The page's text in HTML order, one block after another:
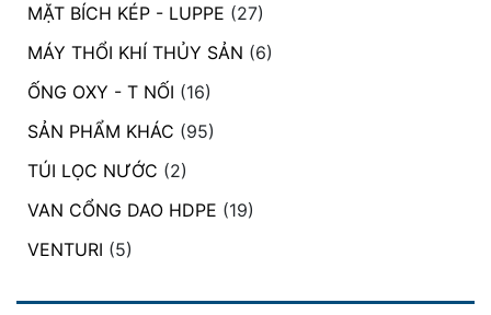
MẶT BÍCH KÉP - LUPPE (27)
MÁY THỔI KHÍ THỦY SẢN (6)
ỐNG OXY - T NỐI (16)
SẢN PHẨM KHÁC (95)
TÚI LỌC NƯỚC (2)
VAN CỔNG DAO HDPE (19)
VENTURI (5)